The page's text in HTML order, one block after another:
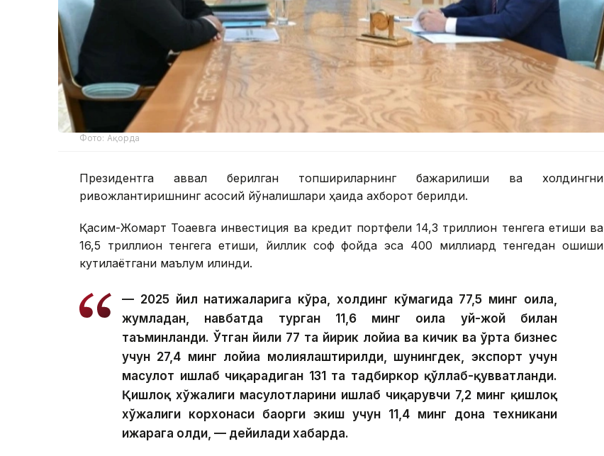
Фото: Ақорда
Президентга аввал берилган топшириқларнинг бажарилиши ва холдингни
ривожлантиришнинг асосий йўналишлари ҳақида ахборот берилди.
Қасим-Жомарт Тоқаевга инвестиция ва кредит портфели 14,3 триллион тенгега етиши ва
16,5 триллион тенгега етиши, йиллик соф фойда эса 400 миллиард тенгедан ошиши
кутилаётгани маълум қилинди.
— 2025 йил натижаларига кўра, холдинг кўмагида 77,5 минг оила,
жумладан, навбатда турган 11,6 минг оила уй-жой билан
таъминланди. Ўтган йили 77 та йирик лойиҳа ва кичик ва ўрта бизнес
учун 27,4 минг лойиҳа молиялаштирилди, шунингдек, экспорт учун
маҳсулот ишлаб чиқарадиган 131 та тадбиркор қўллаб-қувватланди.
Қишлоқ хўжалиги маҳсулотларини ишлаб чиқарувчи 7,2 минг қишлоқ
хўжалиги корхонаси баҳорги экиш учун 11,4 минг дона техникани
ижарага олди, — дейилади хабарда.